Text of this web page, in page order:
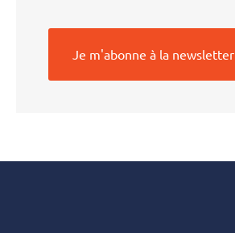
Je m'abonne à la newsletter